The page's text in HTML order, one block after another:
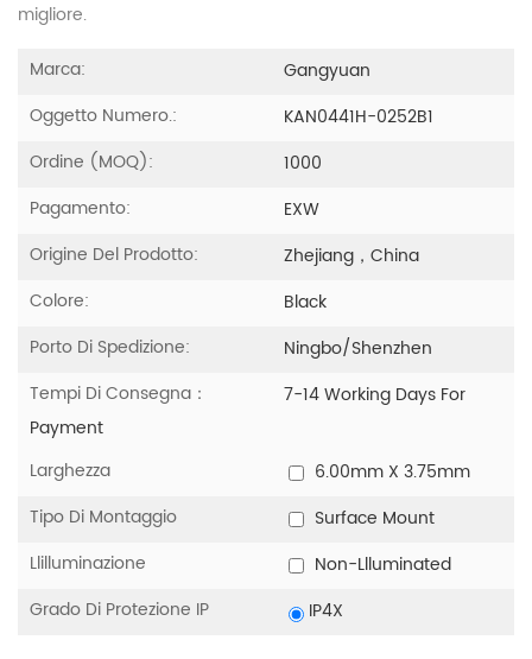
migliore.
Marca:
Gangyuan
Oggetto Numero.:
KAN0441H-0252B1
Ordine (MOQ):
1000
Pagamento:
EXW
Origine Del Prodotto:
Zhejiang，China
Colore:
Black
Porto Di Spedizione:
Ningbo/shenzhen
Tempi Di Consegna：
7-14 Working Days For
Payment
Larghezza
6.00mm X 3.75mm
Tipo Di Montaggio
Surface Mount
Llilluminazione
Non-Llluminated
Grado Di Protezione IP
IP4X